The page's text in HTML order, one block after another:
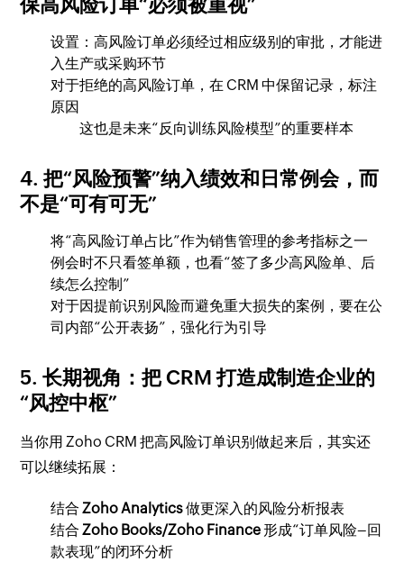
保高风险订单“必须被重视”
设置：高风险订单必须经过相应级别的审批，才能进
入生产或采购环节
对于拒绝的高风险订单，在 CRM 中保留记录，标注
原因
这也是未来“反向训练风险模型”的重要样本
4. 把“风险预警”纳入绩效和日常例会，而
不是“可有可无”
将“高风险订单占比”作为销售管理的参考指标之一
例会时不只看签单额，也看“签了多少高风险单、后
续怎么控制”
对于因提前识别风险而避免重大损失的案例，要在公
司内部“公开表扬”，强化行为引导
5. 长期视角：把 CRM 打造成制造企业的
“风控中枢”
当你用 Zoho CRM 把高风险订单识别做起来后，其实还
可以继续拓展：
结合Zoho Analytics做更深入的风险分析报表
结合Zoho Books/Zoho Finance形成“订单风险–回
款表现”的闭环分析